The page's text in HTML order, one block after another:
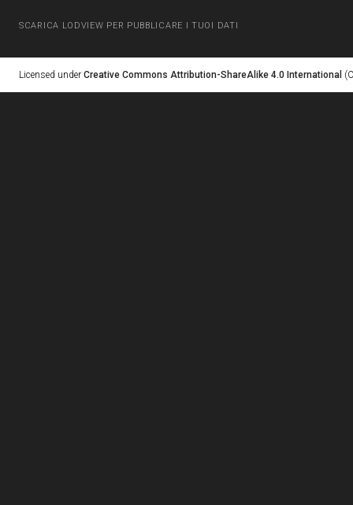
SCARICA LODVIEW PER PUBBLICARE I TUOI DATI
Licensed under Creative Commons Attribution-ShareAlike 4.0 International